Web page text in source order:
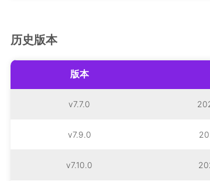
历史版本
版本
v7.7.0
v7.9.0
v7.10.0